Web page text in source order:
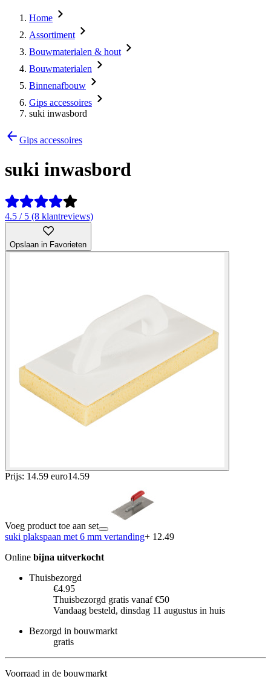
Home
Assortiment
Bouwmaterialen & hout
Bouwmaterialen
Binnenafbouw
Gips accessoires
suki inwasbord
Gips accessoires
suki inwasbord
4.5 / 5 (8 klantreviews)
Opslaan in Favorieten
Prijs: 14.59 euro14.59
Voeg product toe aan set
suki plakspaan met 6 mm vertanding+ 12.49
Online bijna uitverkocht
Thuisbezorgd
€4.95
Thuisbezorgd gratis vanaf €50
Vandaag besteld, dinsdag 11 augustus in huis
Bezorgd in bouwmarkt
gratis
Voorraad in de bouwmarkt